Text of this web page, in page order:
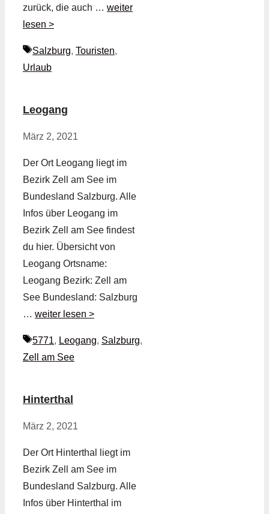
zurück, die auch … weiter
lesen >
Schlagwörter
Salzburg, Touristen,
Urlaub
Leogang
März 2, 2021
Der Ort Leogang liegt im
Bezirk Zell am See im
Bundesland Salzburg. Alle
Infos über Leogang im
Bezirk Zell am See findest
du hier. Übersicht von
Leogang Ortsname:
Leogang Bezirk: Zell am
See Bundesland: Salzburg
… weiter lesen >
Schlagwörter
5771, Leogang, Salzburg,
Zell am See
Hinterthal
März 2, 2021
Der Ort Hinterthal liegt im
Bezirk Zell am See im
Bundesland Salzburg. Alle
Infos über Hinterthal im